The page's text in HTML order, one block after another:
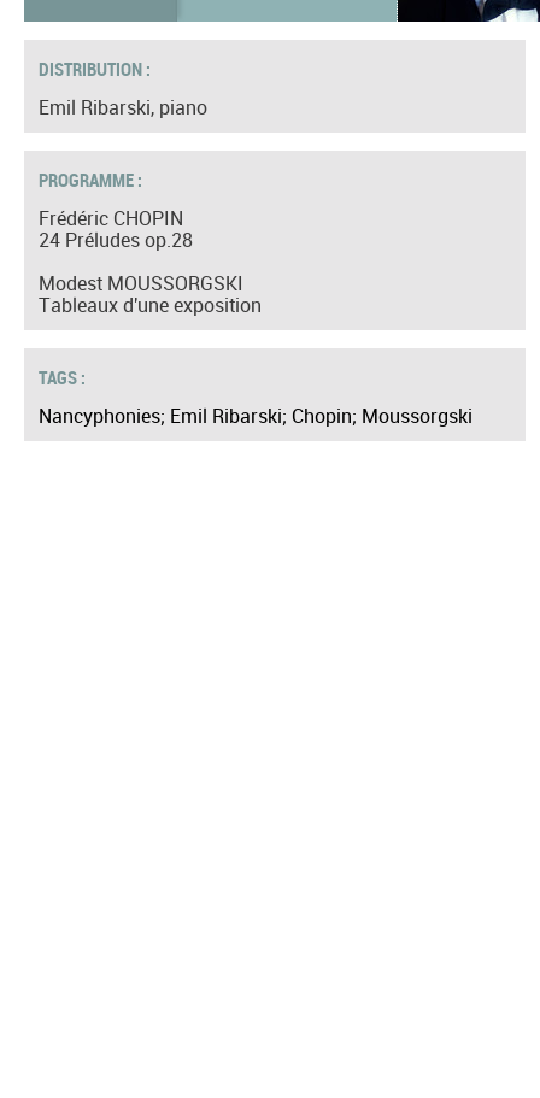
DISTRIBUTION :
Emil Ribarski, piano
PROGRAMME :
Frédéric CHOPIN
24 Préludes op.28
​Modest MOUSSORGSKI
Tableaux d'une exposition
TAGS :
Nancyphonies; Emil Ribarski; Chopin; Moussorgski